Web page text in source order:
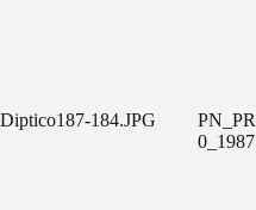
Diptico187-184.JPG